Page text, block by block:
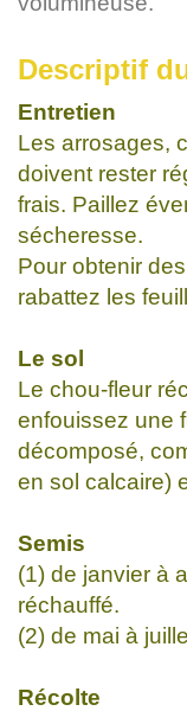
Descriptif
Entretien
Les arrosages,
doivent rester
frais. Paillez
sécheresse.
Pour obtenir
rabattez les
Le sol
Le chou-fleur
enfouissez une
décomposé,
en sol calcaire)
Semis
(1) de janvier à
réchauffé.
(2) de mai à
Récolte